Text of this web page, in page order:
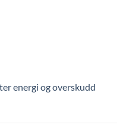
energi og overskudd